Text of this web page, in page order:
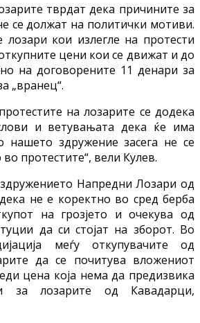
тврдат дека причините за
се должат на политички мотиви.
лозари кои излегле на протести
цени кои се движат и до
на договорените 11 денари за
„вранец“.
на лозарите се додека
и вeтувањата дека ќе има
нашето здружение засега не се
протестите“, вели Кулев.
Напредни Лозари од
не е коректно во сред берба
на грозјето и очекува од
да си стојат на зборот. Во
меѓу откупувачите од
да се почитува вложениот
цена која нема да предизвика
за лозарите од Кавадарци,